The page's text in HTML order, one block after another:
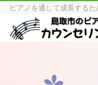
ピアノを通して成長するた